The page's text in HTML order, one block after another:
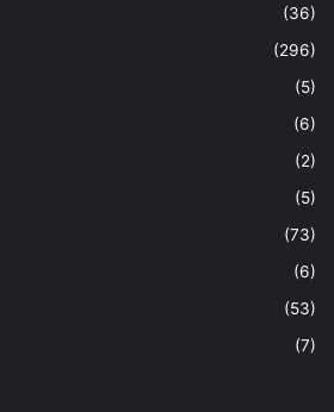
(36)
(296)
(5)
(6)
(2)
(5)
(73)
(6)
(53)
(7)